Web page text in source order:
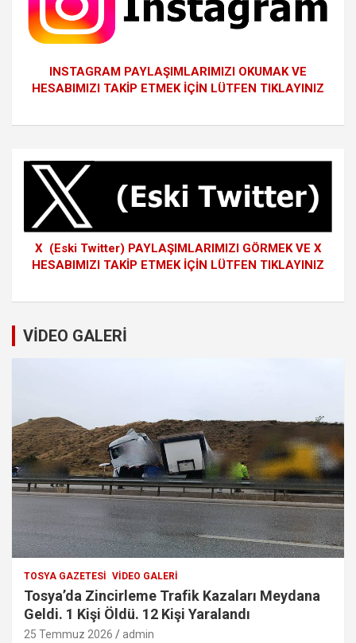
INSTAGRAM PAYLAŞIMLARIMIZI OKUMAK VE
HESABIMIZI TAKİP ETMEK İÇİN LÜTFEN TIKLAYINIZ
X (Eski Twitter) PAYLAŞIMLARIMIZI GÖRMEK VE X
HESABIMIZI TAKİP ETMEK İÇİN LÜTFEN TIKLAYINIZ
VİDEO GALERİ
TOSYA GAZETESI VIDEO GALERI
Tosya’da Zincirleme Trafik Kazaları Meydana
Geldi. 1 Kişi Öldü. 12 Kişi Yaralandı
25 Temmuz 2026 admin